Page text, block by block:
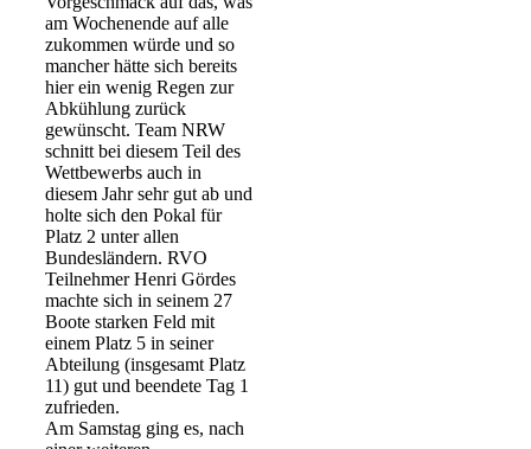
am Wochenende auf alle
zukommen würde und so
mancher hätte sich bereits
hier ein wenig Regen zur
Abkühlung zurück
gewünscht. Team NRW
schnitt bei diesem Teil des
Wettbewerbs auch in
diesem Jahr sehr gut ab und
holte sich den Pokal für
Platz 2 unter allen
Bundesländern. RVO
Teilnehmer Henri Gördes
machte sich in seinem 27
Boote starken Feld mit
einem Platz 5 in seiner
Abteilung (insgesamt Platz
11) gut und beendete Tag 1
zufrieden.
Am Samstag ging es, nach